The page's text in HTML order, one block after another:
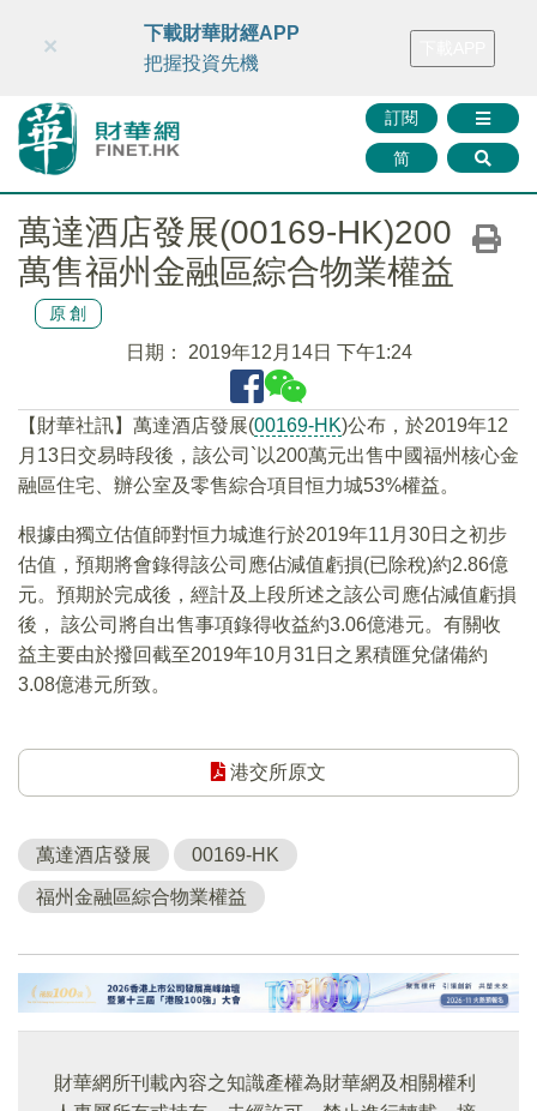
財華智庫網 FINTV FINMETA 財華證券 媒體矩陣
訂閱
简
×
下載財華財經APP
把握投資先機
萬達酒店發展(00169-HK)200
萬售福州金融區綜合物業權益
原創
日期： 2019年12月14日 下午1:24
【財華社訊】萬達酒店發展(00169-HK)公布，於2019年12
月13日交易時段後，該公司`以200萬元出售中國福州核心金
融區住宅、辦公室及零售綜合項目恒力城53%權益。
根據由獨立估值師對恒力城進行於2019年11月30日之初步
估值，預期將會錄得該公司應佔減值虧損(已除稅)約2.86億
元。預期於完成後，經計及上段所述之該公司應佔減值虧損
後， 該公司將自出售事項錄得收益約3.06億港元。有關收
益主要由於撥回截至2019年10月31日之累積匯兌儲備約
3.08億港元所致。
港交所原文
萬達酒店發展 00169-HK
福州金融區綜合物業權益
財華網所刊載內容之知識產權為財華網及相關權利